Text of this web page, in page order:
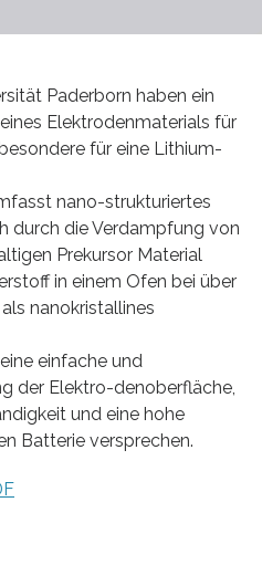
Paderborn haben ein
Elektrodenmaterials für
für eine Lithium-
nano-strukturiertes
durch die Verdampfung von
Prekursor Material
in einem Ofen bei über
nanokristallines
einfache und
der Elektro-denoberfläche,
und eine hohe
Batterie versprechen.